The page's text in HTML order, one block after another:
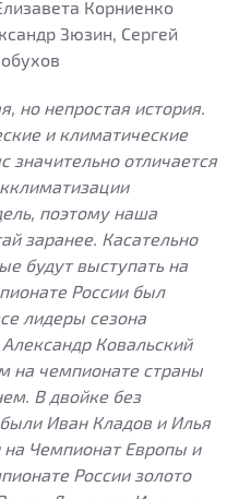
Корниенко
Зюзин, Сергей
но непростая история.
и климатические
значительно отличается
поэтому наша
заранее. Касательно
будут выступать на
России был
лидеры сезона
Ковальский
на чемпионате страны
В двойке без
Иван Кладов и Илья
Чемпионат Европы и
России золото